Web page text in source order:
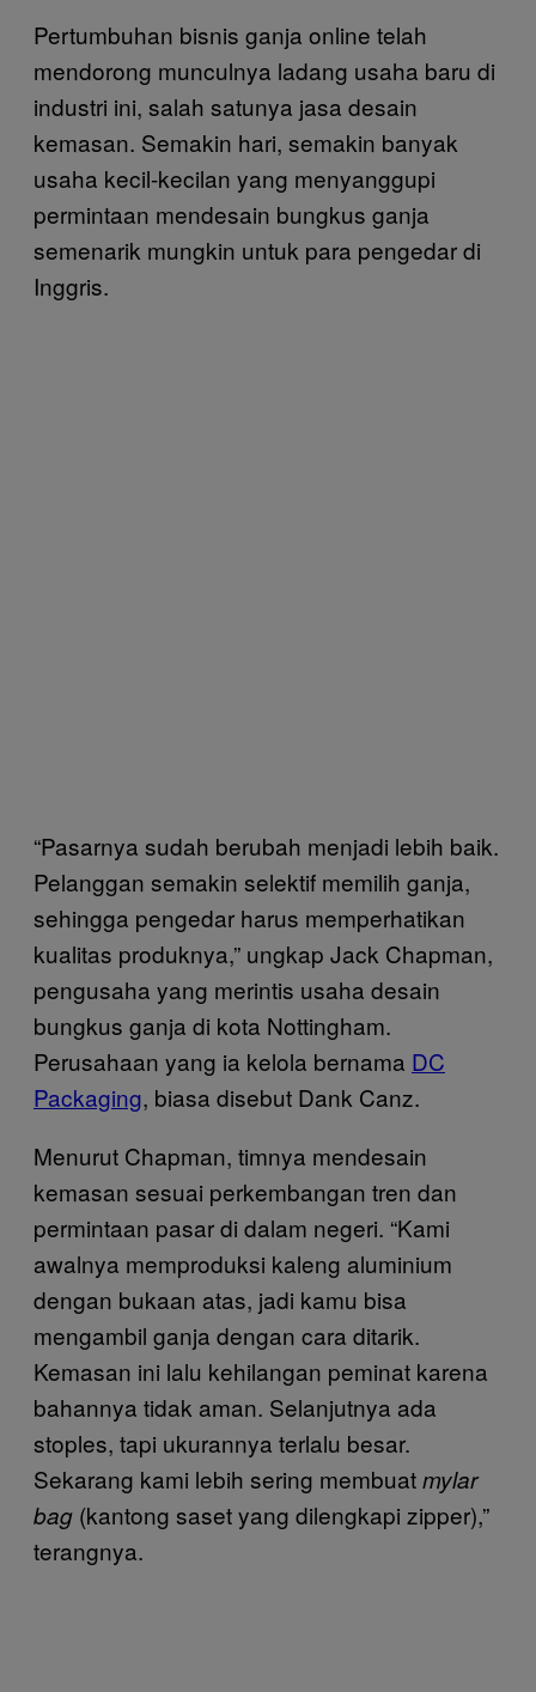
Pertumbuhan bisnis ganja online telah
mendorong munculnya ladang usaha baru di
industri ini, salah satunya jasa desain
kemasan. Semakin hari, semakin banyak
usaha kecil-kecilan yang menyanggupi
permintaan mendesain bungkus ganja
semenarik mungkin untuk para pengedar di
Inggris.
“Pasarnya sudah berubah menjadi lebih baik.
Pelanggan semakin selektif memilih ganja,
sehingga pengedar harus memperhatikan
kualitas produknya,” ungkap Jack Chapman,
pengusaha yang merintis usaha desain
bungkus ganja di kota Nottingham.
Perusahaan yang ia kelola bernama DC
Packaging, biasa disebut Dank Canz.
Menurut Chapman, timnya mendesain
kemasan sesuai perkembangan tren dan
permintaan pasar di dalam negeri. “Kami
awalnya memproduksi kaleng aluminium
dengan bukaan atas, jadi kamu bisa
mengambil ganja dengan cara ditarik.
Kemasan ini lalu kehilangan peminat karena
bahannya tidak aman. Selanjutnya ada
stoples, tapi ukurannya terlalu besar.
Sekarang kami lebih sering membuatmylar
bag (kantong saset yang dilengkapi zipper),”
terangnya.